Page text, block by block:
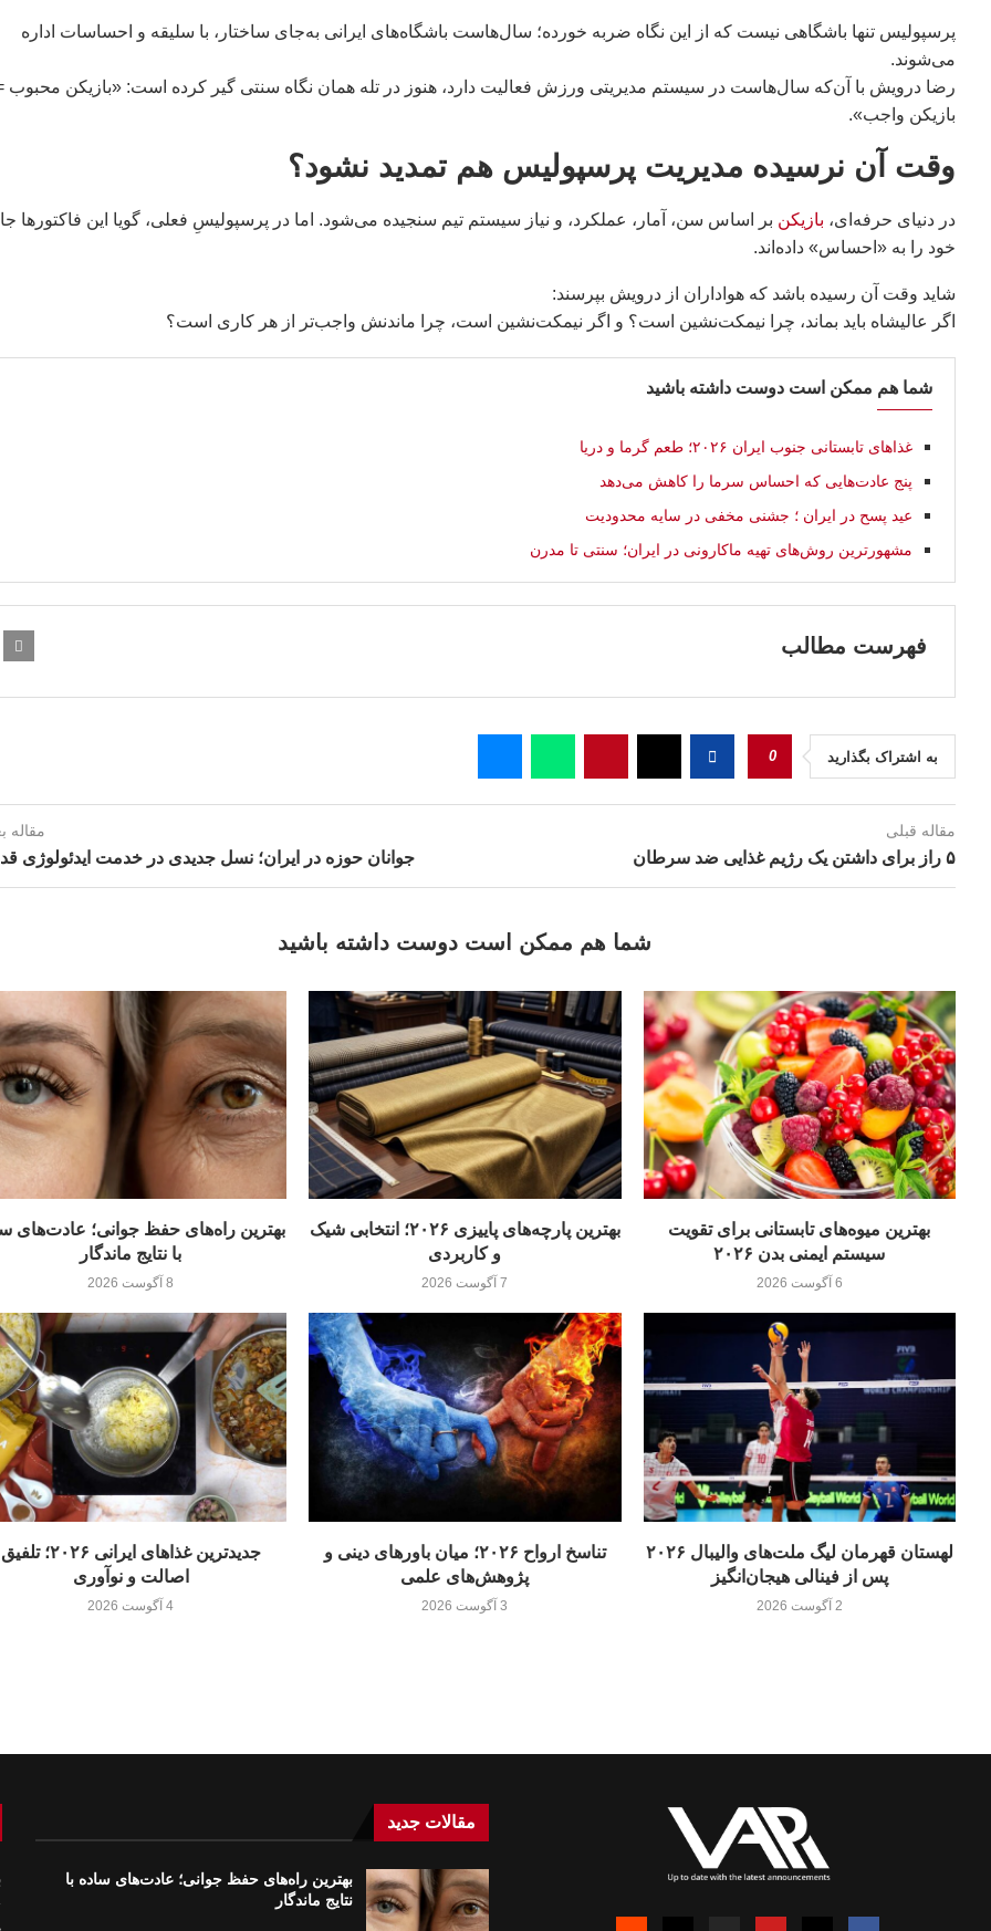
پرسپولیس تنها باشگاهی نیست که از این نگاه ضربه خورده؛ سال‌هاست باشگاه‌های ایرانی به‌جای ساختار، با سلیقه و احساسات اداره
می‌شوند.
رضا درویش با آن‌که سال‌هاست در سیستم مدیریتی ورزش فعالیت دارد، هنوز در تله همان نگاه سنتی گیر کرده است: «بازیکن محبوب
بازیکن واجب».
وقت آن نرسیده مدیریت پرسپولیس هم تمدید نشود؟
در دنیای حرفه‌ای، بازیکن بر اساس سن، آمار، عملکرد، و نیاز سیستم تیم سنجیده می‌شود. اما در پرسپولیسِ فعلی، گویا این‌ فاکتورها
خود را به «احساس» داده‌اند.
شاید وقت آن رسیده باشد که هواداران از درویش بپرسند:
اگر عالیشاه باید بماند، چرا نیمکت‌نشین است؟ و اگر نیمکت‌نشین است، چرا ماندنش واجب‌تر از هر کاری است؟
شما هم ممکن است دوست داشته باشید
غذاهای تابستانی جنوب ایران ۲۰۲۶؛ طعم گرما و دریا
پنج عادت‌هایی که احساس سرما را کاهش می‌دهد
عید پسح در ایران ؛ جشنی مخفی در سایه محدودیت
مشهورترین روش‌های تهیه ماکارونی در ایران؛ سنتی تا مدرن
فهرست مطالب
به اشتراک بگذارید 0
مقاله قبلی
۵ راز برای داشتن یک رژیم غذایی ضد سرطان
مقاله
جوانان حوزه در ایران؛ نسل جدیدی در خدمت ایدئولوژی
شما هم ممکن است دوست داشته باشید
بهترین راه‌های حفظ جوانی؛ عادت‌های
با نتایج ماندگار
8 آگوست 2026
بهترین پارچه‌های پاییزی ۲۰۲۶؛ انتخابی شیک
و کاربردی
7 آگوست 2026
بهترین میوه‌های تابستانی برای تقویت
سیستم ایمنی بدن ۲۰۲۶
6 آگوست 2026
جدیدترین غذاهای ایرانی ۲۰۲۶؛ تلفیق
اصالت و نوآوری
4 آگوست 2026
تناسخ ارواح ۲۰۲۶؛ میان باورهای دینی و
پژوهش‌های علمی
3 آگوست 2026
لهستان قهرمان لیگ ملت‌های والیبال ۲۰۲۶
پس از فینالی هیجان‌انگیز
2 آگوست 2026
مقالات جدید
بهترین راه‌های حفظ جوانی؛ عادت‌های ساده با
نتایج ماندگار